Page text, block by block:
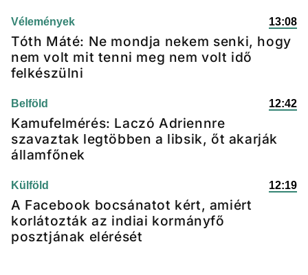
Vélemények 13:08
Tóth Máté: Ne mondja nekem senki, hogy
nem volt mit tenni meg nem volt idő
felkészülni
Belföld 12:42
Kamufelmérés: Laczó Adriennre
szavaztak legtöbben a libsik, őt akarják
államfőnek
Külföld 12:19
A Facebook bocsánatot kért, amiért
korlátozták az indiai kormányfő
posztjának elérését